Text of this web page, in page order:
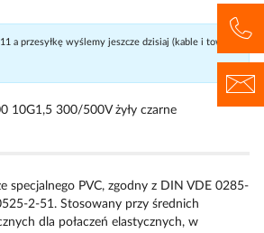
a przesyłkę wyślemy jeszcze dzisiaj (kable i towary
10G1,5 300/500V żyły czarne
specjalnego PVC, zgodny z DIN VDE 0285-
2-51. Stosowany przy średnich
dla połaczeń elastycznych, w